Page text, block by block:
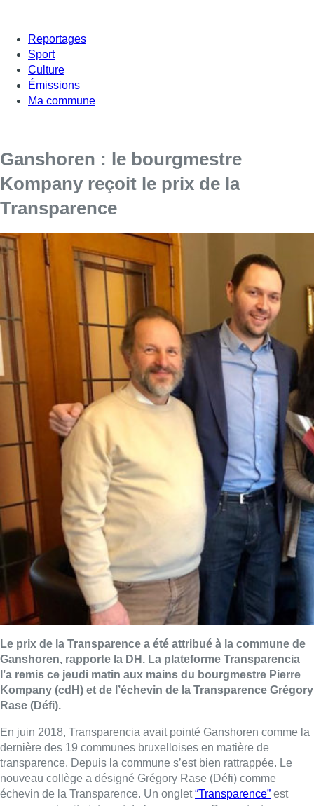
Reportages
Sport
Culture
Émissions
Ma commune
Ganshoren : le bourgmestre
Kompany reçoit le prix de la
Transparence
Le prix de la Transparence a été attribué à la commune de
Ganshoren, rapporte la DH. La plateforme Transparencia
l’a remis ce jeudi matin aux mains du bourgmestre Pierre
Kompany (cdH) et de l’échevin de la Transparence Grégory
Rase (Défi).
En juin 2018, Transparencia avait pointé Ganshoren comme la
dernière des 19 communes bruxelloises en matière de
transparence. Depuis la commune s’est bien rattrappée. Le
nouveau collège a désigné Grégory Rase (Défi) comme
échevin de la Transparence. Un onglet“Transparence” est